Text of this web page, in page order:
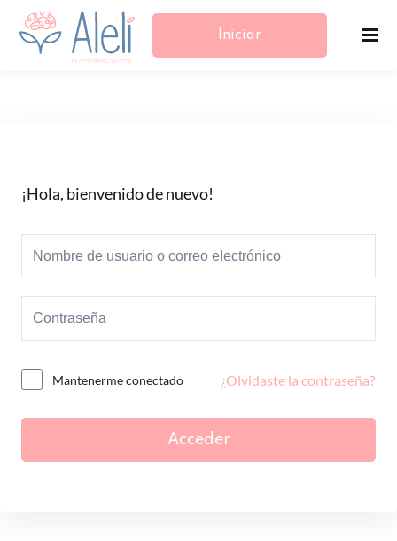
Iniciar
¡Hola, bienvenido de nuevo!
Mantenerme conectado ¿Olvidaste la contraseña?
Acceder